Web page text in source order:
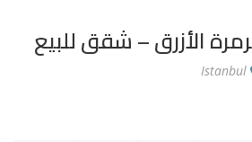
الأزرق – شقق للبيع
Istanbul